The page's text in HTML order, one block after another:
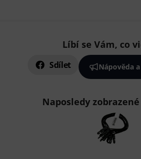
Líbí se Vám, co
Sdílet Nápověda
Naposledy